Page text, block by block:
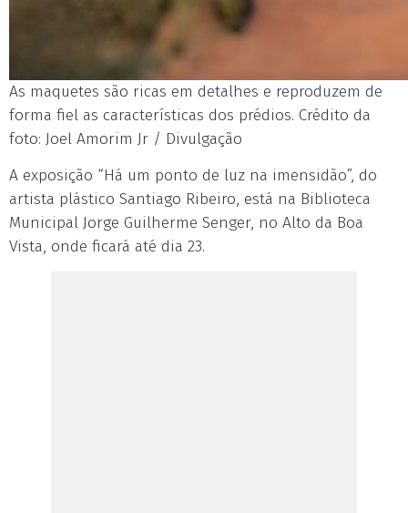
As maquetes são ricas em detalhes e reproduzem de
forma fiel as características dos prédios. Crédito da
foto: Joel Amorim Jr / Divulgação
A exposição “Há um ponto de luz na imensidão”, do
artista plástico Santiago Ribeiro, está na Biblioteca
Municipal Jorge Guilherme Senger, no Alto da Boa
Vista, onde ficará até dia 23.